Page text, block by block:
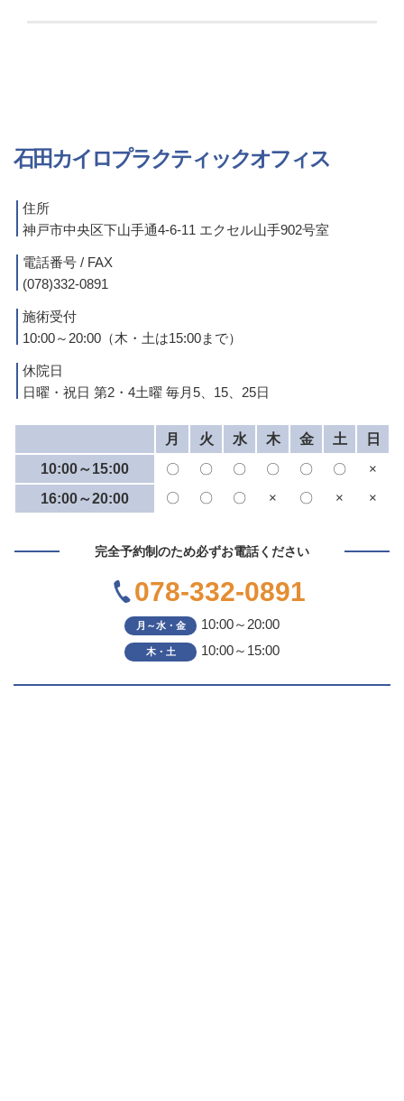
石田カイロプラクティックオフィス
住所
神戸市中央区下山手通4-6-11 エクセル山手902号室
電話番号 / FAX
(078)332-0891
施術受付
10:00～20:00（木・土は15:00まで）
休院日
日曜・祝日 第2・4土曜 毎月5、15、25日
月 火 水 木 金 土
日
10:00～15:00
〇 〇 〇 〇 〇 〇
×
16:00～20:00
〇 〇 〇 × 〇 × ×
完全予約制のため必ずお電話ください
078-332-0891
月～水・金 10:00～20:00
木・土 10:00～15:00